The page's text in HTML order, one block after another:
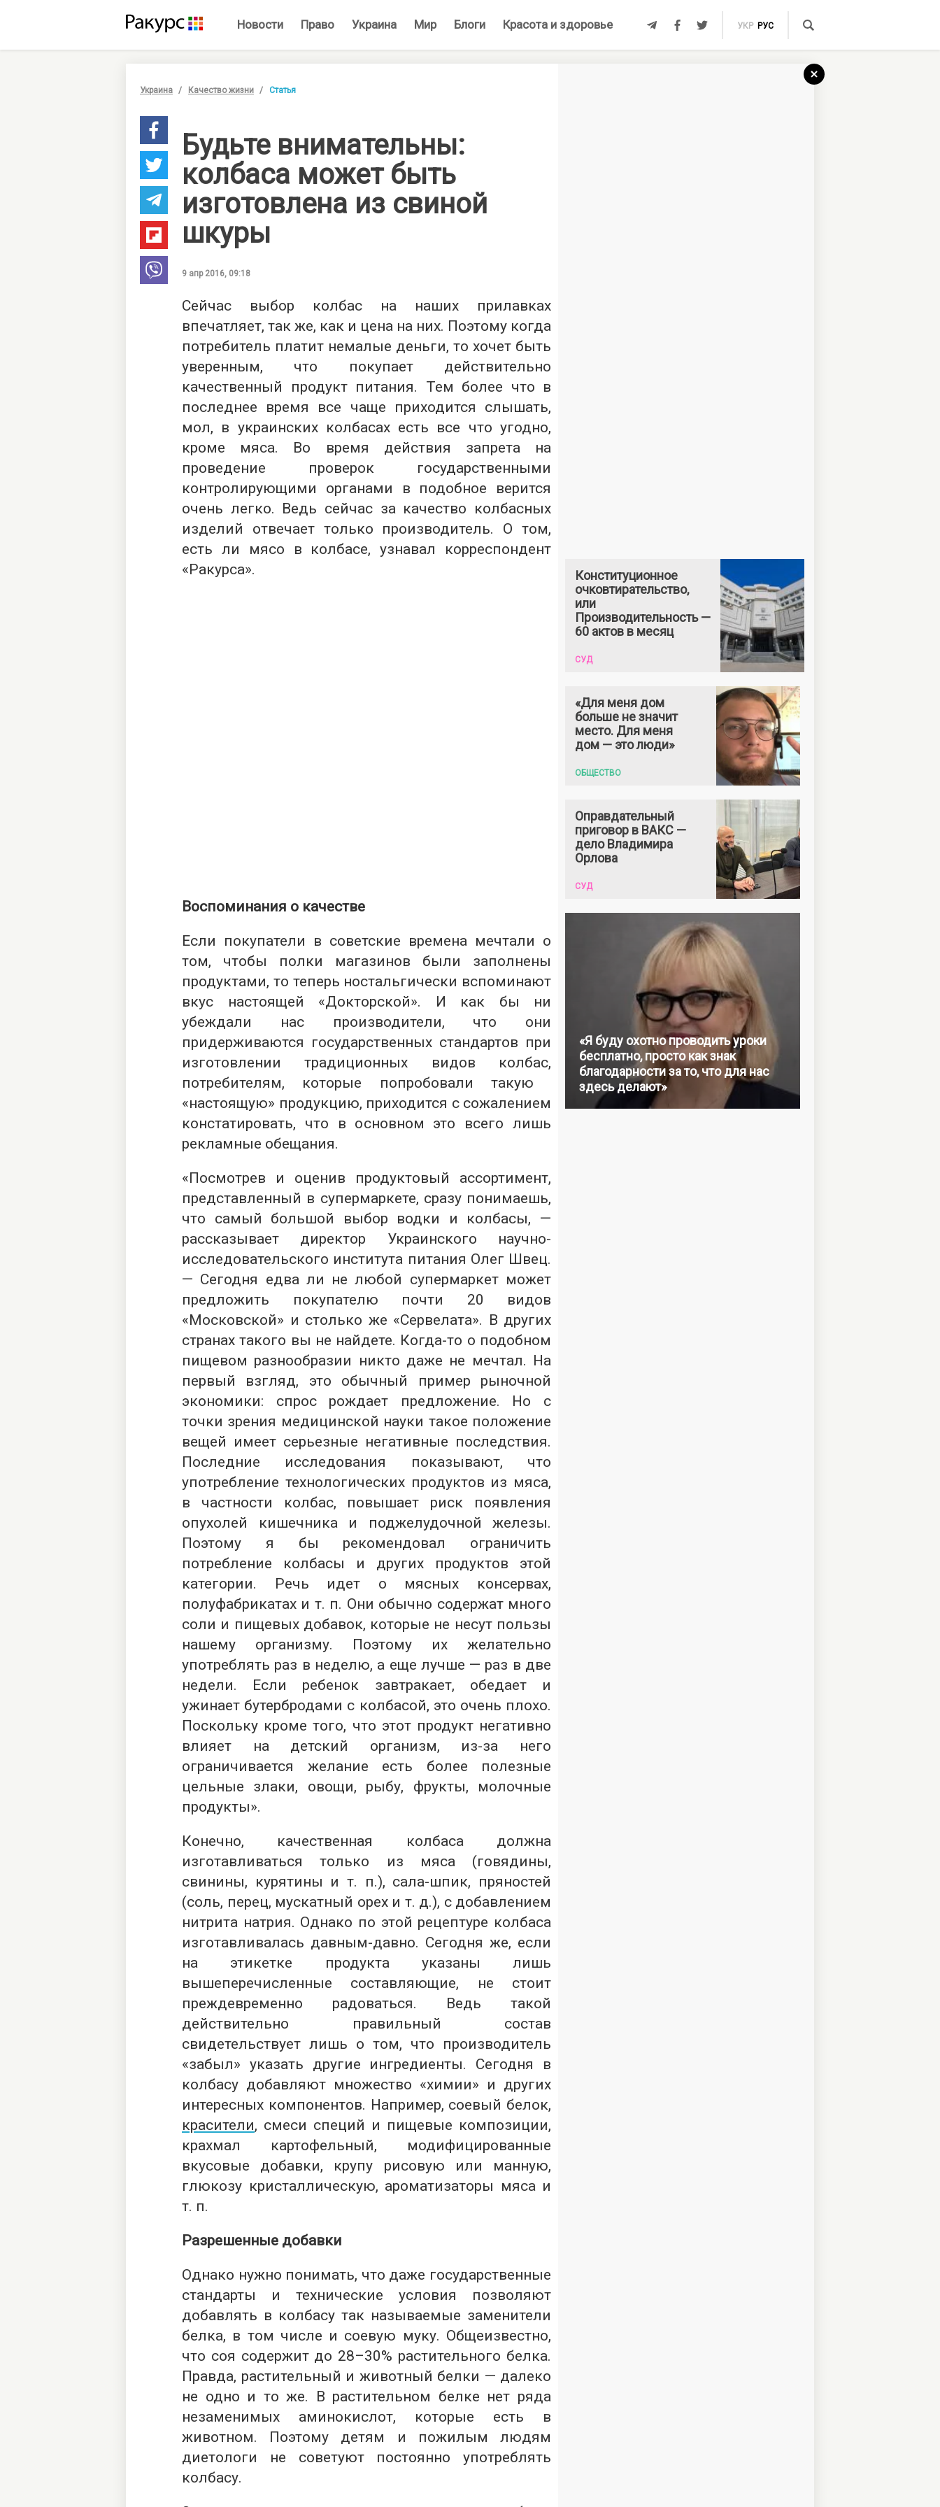
Новости Право Украина Мир Блоги Красота и здоровье УКР РУС
Украина Качество жизни Статья
Будьте внимательны:
колбаса может быть
изготовлена из свиной
шкуры
9 апр 2016, 09:18
Сейчас выбор колбас на наших прилавках
впечатляет, так же, как и цена на них. Поэтому когда
потребитель платит немалые деньги, то хочет быть
уверенным, что покупает действительно
качественный продукт питания. Тем более что в
последнее время все чаще приходится слышать,
мол, в украинских колбасах есть все что угодно,
кроме мяса. Во время действия запрета на
проведение проверок государственными
контролирующими органами в подобное верится
очень легко. Ведь сейчас за качество колбасных
изделий отвечает только производитель. О том,
есть ли мясо в колбасе, узнавал корреспондент
«Ракурса».
Воспоминания о качестве
Если покупатели в советские времена мечтали о
том, чтобы полки магазинов были заполнены
продуктами, то теперь ностальгически вспоминают
вкус настоящей «Докторской». И как бы ни
убеждали нас производители, что они
придерживаются государственных стандартов при
изготовлении традиционных видов колбас,
потребителям, которые попробовали такую ​​
«настоящую» продукцию, приходится с сожалением
констатировать, что в основном это всего лишь
рекламные обещания.
«Посмотрев и оценив продуктовый ассортимент,
представленный в супермаркете, сразу понимаешь,
что самый большой выбор водки и колбасы, —
рассказывает директор Украинского научно-
исследовательского института питания Олег Швец.
— Сегодня едва ли не любой супермаркет может
предложить покупателю почти 20 видов
«Московской» и столько же «Сервелата». В других
странах такого вы не найдете. Когда-то о подобном
пищевом разнообразии никто даже не мечтал. На
первый взгляд, это обычный пример рыночной
экономики: спрос рождает предложение. Но с
точки зрения медицинской науки такое положение
вещей имеет серьезные негативные последствия.
Последние исследования показывают, что
употребление технологических продуктов из мяса,
в частности колбас, повышает риск появления
опухолей кишечника и поджелудочной железы.
Поэтому я бы рекомендовал ограничить
потребление колбасы и других продуктов этой
категории. Речь идет о мясных консервах,
полуфабрикатах и т. п. Они обычно содержат много
соли и пищевых добавок, которые не несут пользы
нашему организму. Поэтому их желательно
употреблять раз в неделю, а еще лучше — раз в две
недели. Если ребенок завтракает, обедает и
ужинает бутербродами с колбасой, это очень плохо.
Поскольку кроме того, что этот продукт негативно
влияет на детский организм, из-за него
ограничивается желание есть более полезные
цельные злаки, овощи, рыбу, фрукты, молочные
продукты».
Конечно, качественная колбаса должна
изготавливаться только из мяса (говядины,
свинины, курятины и т. п.), сала-шпик, пряностей
(соль, перец, мускатный орех и т. д.), с добавлением
нитрита натрия. Однако по этой рецептуре колбаса
изготавливалась давным-давно. Сегодня же, если
на этикетке продукта указаны лишь
вышеперечисленные составляющие, не стоит
преждевременно радоваться. Ведь такой
действительно правильный состав
свидетельствует лишь о том, что производитель
«забыл» указать другие ингредиенты. Сегодня в
колбасу добавляют множество «химии» и других
интересных компонентов. Например, соевый белок,
красители, смеси специй и пищевые композиции,
крахмал картофельный, модифицированные
вкусовые добавки, крупу рисовую или манную,
глюкозу кристаллическую, ароматизаторы мяса и
т. п.
Разрешенные добавки
Однако нужно понимать, что даже государственные
стандарты и технические условия позволяют
добавлять в колбасу так называемые заменители
белка, в том числе и соевую муку. Общеизвестно,
что соя содержит до 28–30% растительного белка.
Правда, растительный и животный белки — далеко
не одно и то же. В растительном белке нет ряда
незаменимых аминокислот, которые есть в
животном. Поэтому детям и пожилым людям
диетологи не советуют постоянно употреблять
колбасу.
Конституционное
очковтирательство,
или
Производительность —
60 актов в месяц
СУД
«Для меня дом
больше не значит
место. Для меня
дом — это люди»
ОБЩЕСТВО
Оправдательный
приговор в ВАКС —
дело Владимира
Орлова
СУД
«Я буду охотно проводить уроки
бесплатно, просто как знак
благодарности за то, что для нас
здесь делают»